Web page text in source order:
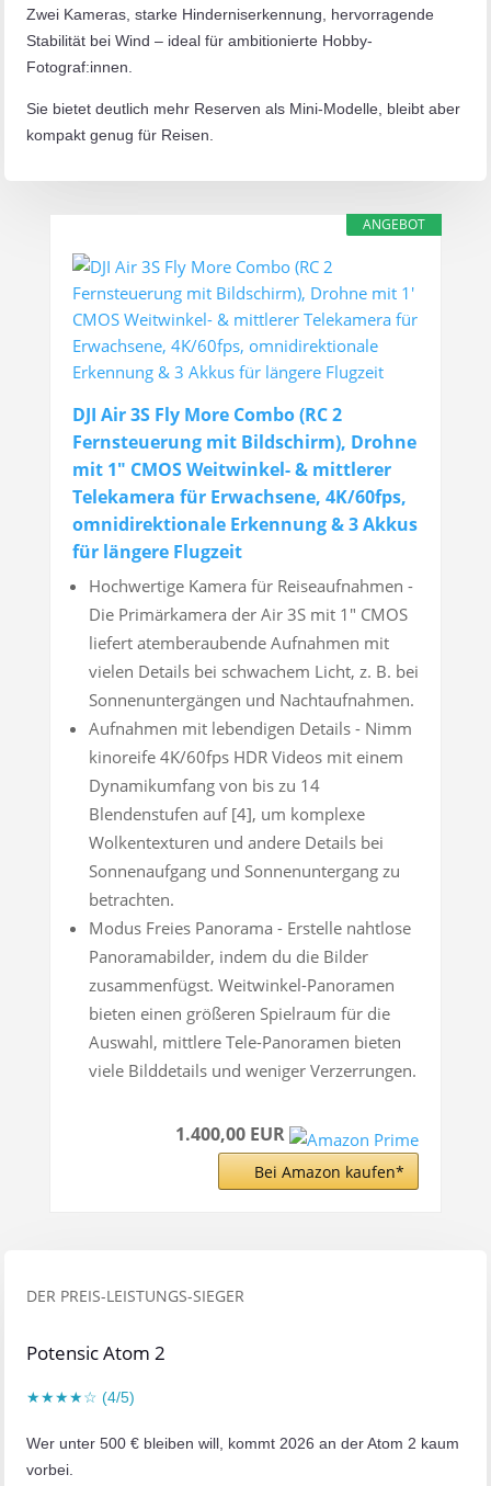
Zwei Kameras, starke Hinderniserkennung, hervorragende
Stabilität bei Wind – ideal für ambitionierte Hobby-
Fotograf:innen.
Sie bietet deutlich mehr Reserven als Mini-Modelle, bleibt aber
kompakt genug für Reisen.
ANGEBOT
DJI Air 3S Fly More Combo (RC 2
Fernsteuerung mit Bildschirm), Drohne
mit 1" CMOS Weitwinkel- & mittlerer
Telekamera für Erwachsene, 4K/60fps,
omnidirektionale Erkennung & 3 Akkus
für längere Flugzeit
Hochwertige Kamera für Reiseaufnahmen -
Die Primärkamera der Air 3S mit 1" CMOS
liefert atemberaubende Aufnahmen mit
vielen Details bei schwachem Licht, z. B. bei
Sonnenuntergängen und Nachtaufnahmen.
Aufnahmen mit lebendigen Details - Nimm
kinoreife 4K/60fps HDR Videos mit einem
Dynamikumfang von bis zu 14
Blendenstufen auf [4], um komplexe
Wolkentexturen und andere Details bei
Sonnenaufgang und Sonnenuntergang zu
betrachten.
Modus Freies Panorama - Erstelle nahtlose
Panoramabilder, indem du die Bilder
zusammenfügst. Weitwinkel-Panoramen
bieten einen größeren Spielraum für die
Auswahl, mittlere Tele-Panoramen bieten
viele Bilddetails und weniger Verzerrungen.
1.400,00 EUR
Bei Amazon kaufen*
DER PREIS-LEISTUNGS-SIEGER
Potensic Atom 2
★★★★☆ (4/5)
Wer unter 500 € bleiben will, kommt 2026 an der Atom 2 kaum
vorbei.